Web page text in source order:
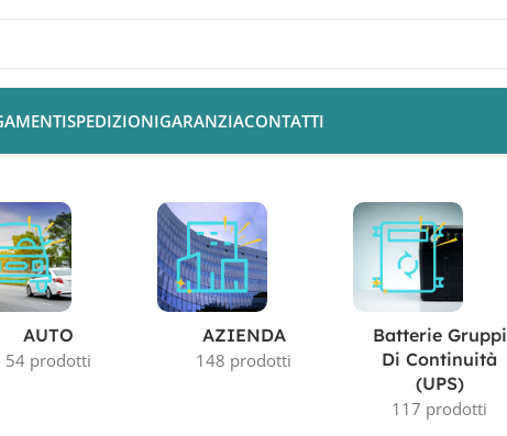
SPEDIZIONIGARANZIACONTATTI
AUTO
54 prodotti
AZIENDA
148 prodotti
Batterie Gruppi
Di Continuità
(UPS)
117 prodotti